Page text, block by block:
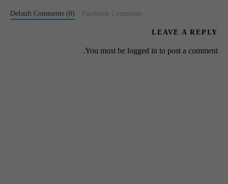
Default Comments (0) Facebook Comments
LEAVE A REPLY
You must be logged in to post a comment.